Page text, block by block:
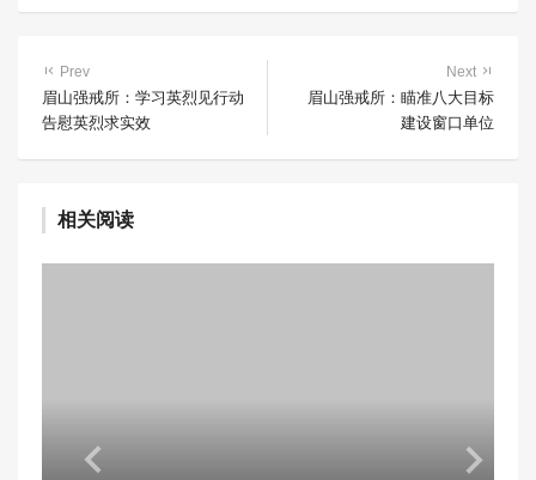
Prev
眉山强戒所：学习英烈见行动
告慰英烈求实效
Next
眉山强戒所：瞄准八大目标
建设窗口单位
相关阅读